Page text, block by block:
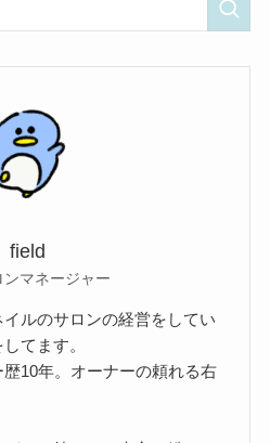
field
ンマネージャー
ルのサロンの経営をしてい
てます。
10年。オーナーの頼れる右